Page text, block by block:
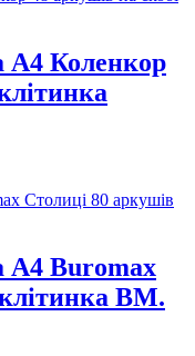
А4 Коленкор
А4 Buromax
BM.